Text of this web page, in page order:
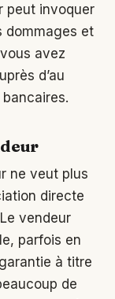
peut invoquer
dommages et
avez
d’au
ne veut plus
directe
vendeur
parfois en
à titre
de